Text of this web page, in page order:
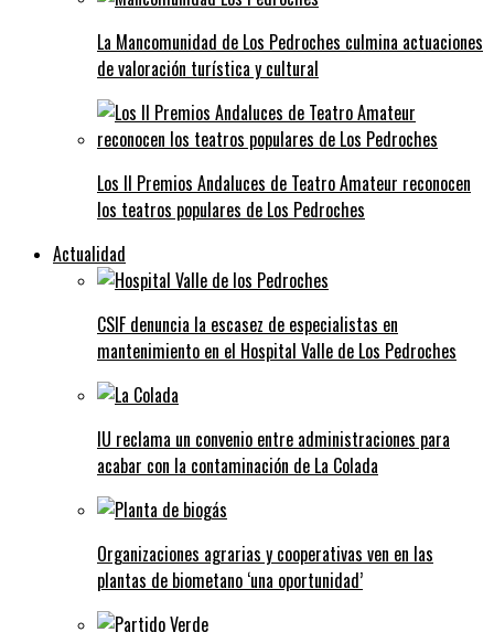
La Mancomunidad de Los Pedroches culmina actuaciones
de valoración turística y cultural
Los II Premios Andaluces de Teatro Amateur reconocen
los teatros populares de Los Pedroches
Actualidad
CSIF denuncia la escasez de especialistas en
mantenimiento en el Hospital Valle de Los Pedroches
IU reclama un convenio entre administraciones para
acabar con la contaminación de La Colada
Organizaciones agrarias y cooperativas ven en las
plantas de biometano ‘una oportunidad’